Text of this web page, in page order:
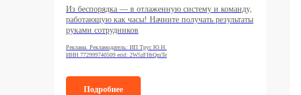
Из беспорядка — в отлаженную систему и команду,
работающую как часы! Начните получать результаты
руками сотрудников
Реклама. Рекламодатель: ИП Трус Ю.Н.
ИНН 772999740509 erid: 2W5zFHtQmTe
Подробнее